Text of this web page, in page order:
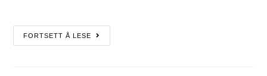
FORTSETT Å LESE